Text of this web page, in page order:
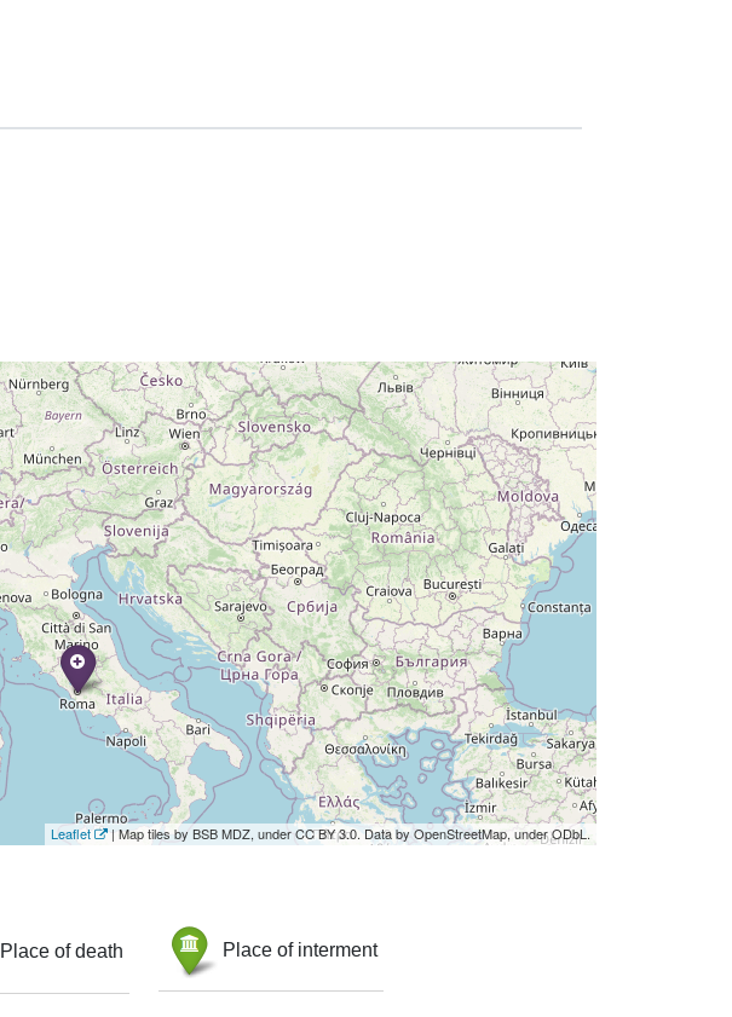
Leaflet | Map tiles by BSB MDZ, under CC BY 3.0. Data by OpenStreetMap, under ODbL.
Place of death Place of interment